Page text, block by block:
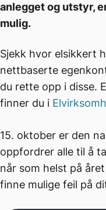
anlegget og utstyr,
mulig.
Sjekk hvor elsikkert
nettbaserte
du rette opp i disse.
finner du i
15. oktober er den
oppfordrer alle til å
når som helst på
finne mulige feil på